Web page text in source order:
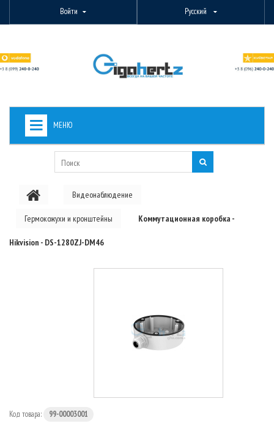
Войти Русский
МЕНЮ
PON ОБОРУДОВАНИЕ
Видеонаблюдение
Гермокожухи и кронштейны Коммутационная коробка -
Hikvision - DS-1280ZJ-DM46
Код товара: 99-00003001